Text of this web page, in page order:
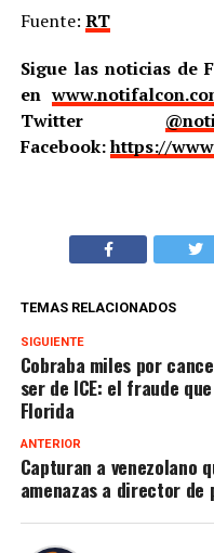
Fuente: RT
Sigue las noticias de
en
Twitter
Facebook:https://
TEMAS RELACIONADOS
SIGUIENTE
Cobraba miles por
ser de ICE: el fraude
Florida
ANTERIOR
Capturan a venezolano
amenazas a director de